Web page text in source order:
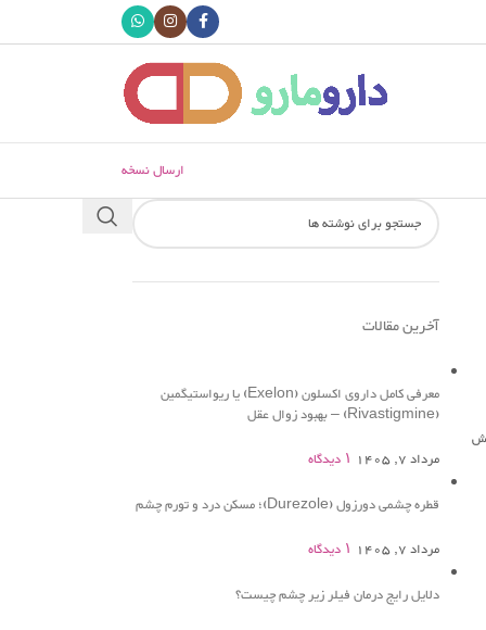
ارسال نسخه
آخرین مقالات
معرفی کامل داروی اکسلون (Exelon) یا ریواستیگمین
(Rivastigmine) – بهبود زوال عقل
مرداد 7, 1405
۱ دیدگاه
قطره چشمی دورزول (Durezole)؛ مسکن درد و تورم چشم
مرداد 7, 1405
۱ دیدگاه
دلایل رایج درمان فیلر زیر چشم چیست؟